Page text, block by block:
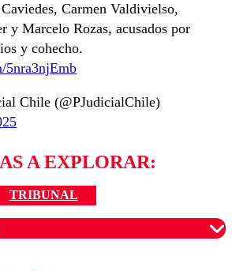
Carmen Valdivielso,
y Marcelo Rozas, acusados por
y cohecho.
5nra3njEmb
Chile (@PJudicialChile)
A EXPLORAR:
TRIBUNAL